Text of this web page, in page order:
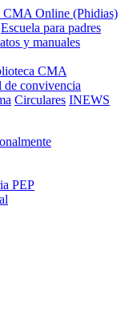
CMA Online (Phidias)
Escuela para padres
y manuales
CMA
de convivencia
Circulares INEWS
PEP